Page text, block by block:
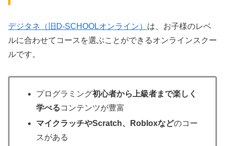
デジタネ（旧D-SCHOOLオンライン） は、お子様のレベ
ルに合わせてコースを選ぶことができるオンラインスクー
ルです。
プログラミング初心者から上級者まで楽しく
学べるコンテンツが豊富
マイクラッチやScratch、Robloxなどのコー
スがある